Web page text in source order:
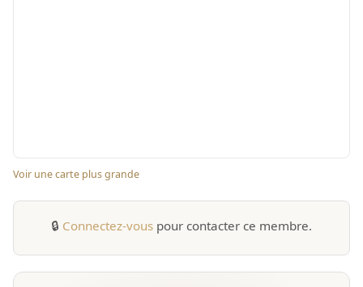
Voir une carte plus grande
🔒 Connectez-vous pour contacter ce membre.